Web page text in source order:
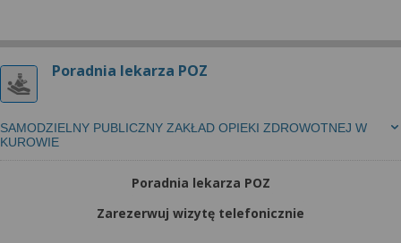
Poradnia lekarza POZ
SAMODZIELNY PUBLICZNY ZAKŁAD OPIEKI ZDROWOTNEJ W
KUROWIE
Poradnia lekarza POZ
Zarezerwuj wizytę telefonicznie